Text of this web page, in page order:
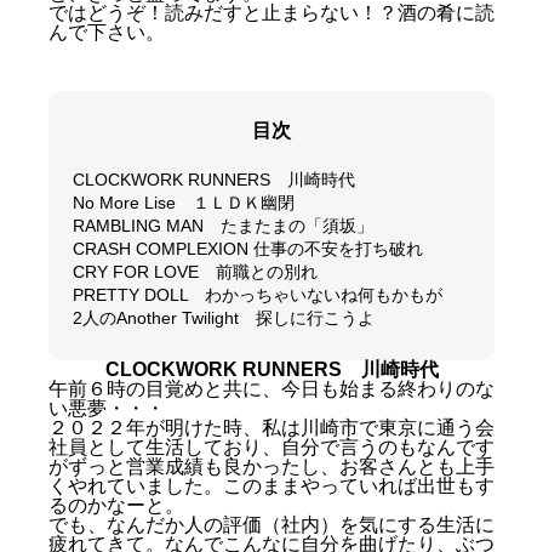
ではどうぞ！読みだすと止まらない！？酒の肴に読
んで下さい。
目次
CLOCKWORK RUNNERS 川崎時代
No More Lise １ＬＤＫ幽閉
RAMBLING MAN たまたまの「須坂」
CRASH COMPLEXION 仕事の不安を打ち破れ
CRY FOR LOVE 前職との別れ
PRETTY DOLL わかっちゃいないね何もかもが
2人のAnother Twilight 探しに行こうよ
CLOCKWORK RUNNERS 川崎時代
午前６時の目覚めと共に、今日も始まる終わりのな
い悪夢・・・
２０２２年が明けた時、私は川崎市で東京に通う会
社員として生活しており、自分で言うのもなんです
がずっと営業成績も良かったし、お客さんとも上手
くやれていました。このままやっていれば出世もす
るのかなーと。
でも、なんだか人の評価（社内）を気にする生活に
疲れてきて。なんでこんなに自分を曲げたり、ぶつ